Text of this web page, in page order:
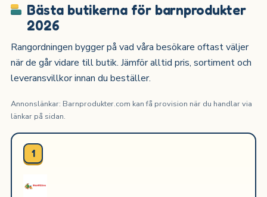
Bästa butikerna för barnprodukter
2026
Rangordningen bygger på vad våra besökare oftast väljer
när de går vidare till butik. Jämför alltid pris, sortiment och
leveransvillkor innan du beställer.
Annonslänkar: Barnprodukter.com kan få provision när du handlar via
länkar på sidan.
1